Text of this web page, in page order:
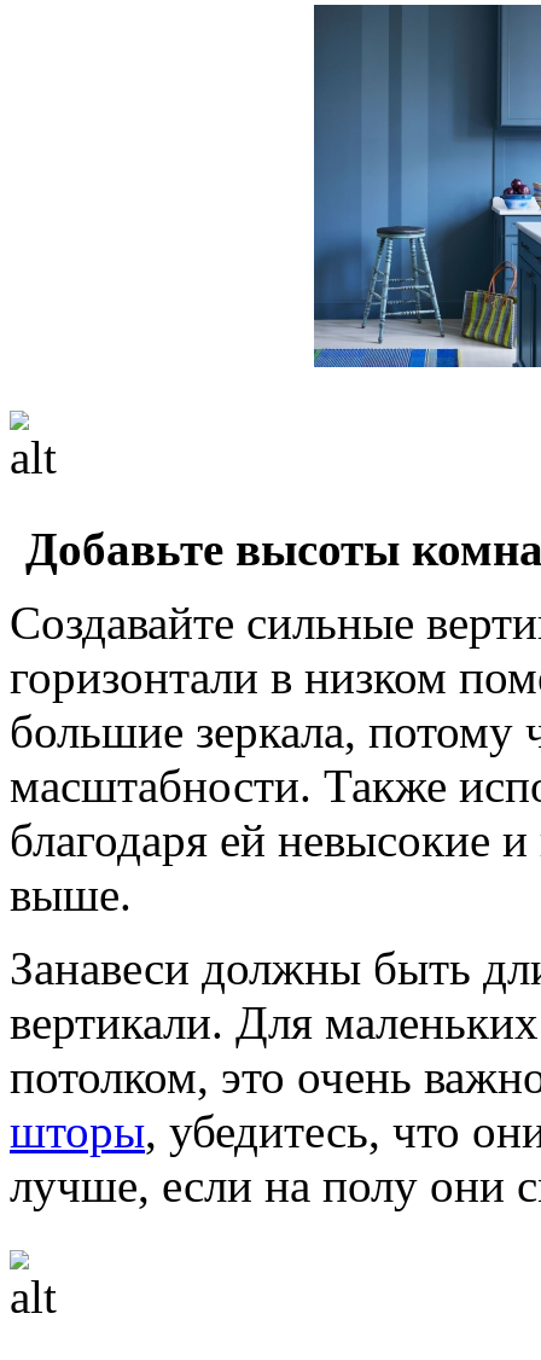
Добавьте высоты
Создавайте сильные
горизонтали в низком
большие зеркала, потому
масштабности. Также
благодаря ей невысокие
выше.
Занавеси должны быть
вертикали. Для
потолком, это очень
шторы, убедитесь, что
лучше, если на полу они